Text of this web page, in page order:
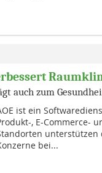
auch zum
ist ein
, E-Commerce-
unterstützen
bei...